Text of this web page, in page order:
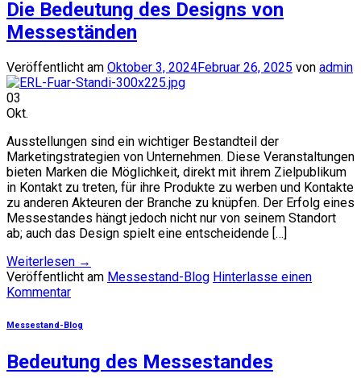
Die Bedeutung des Designs von
Messeständen
Veröffentlicht am Oktober 3, 2024Februar 26, 2025 von admin
03
Okt.
Ausstellungen sind ein wichtiger Bestandteil der
Marketingstrategien von Unternehmen. Diese Veranstaltungen
bieten Marken die Möglichkeit, direkt mit ihrem Zielpublikum
in Kontakt zu treten, für ihre Produkte zu werben und Kontakte
zu anderen Akteuren der Branche zu knüpfen. Der Erfolg eines
Messestandes hängt jedoch nicht nur von seinem Standort
ab; auch das Design spielt eine entscheidende […]
Weiterlesen →
Veröffentlicht am Messestand-Blog Hinterlasse einen
Kommentar
Messestand-Blog
Bedeutung des Messestandes